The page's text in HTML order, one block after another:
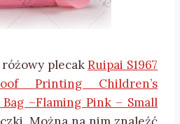
różowy plecakRuipai S1967
Printing Children’s
–Flaming Pink – Small